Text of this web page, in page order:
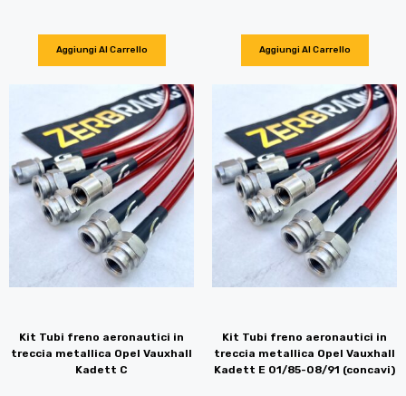
Aggiungi Al Carrello Aggiungi Al Carrello
Kit Tubi freno aeronautici in
treccia metallica Opel Vauxhall
Kadett C
Kit Tubi freno aeronautici in
treccia metallica Opel Vauxhall
Kadett E 01/85-08/91 (concavi)